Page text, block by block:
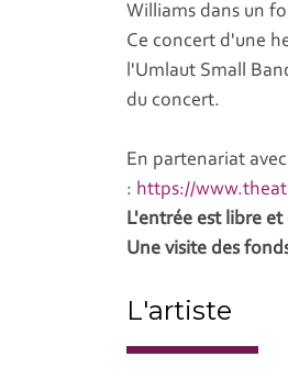
Williams dans un
Ce concert d'une
l'Umlaut Small
du concert.
En partenariat
: https://
L'entrée est libre
Une visite des
L'artiste